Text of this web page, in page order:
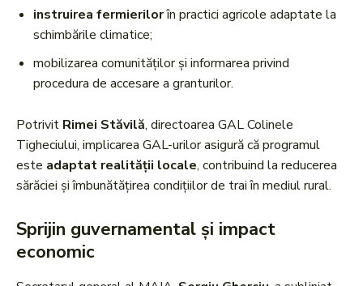
instruirea fermierilorîn practici agricole adaptate la
schimbările climatice;
mobilizarea comunităților și informarea privind
procedura de accesare a granturilor.
Potrivit Rimei Stăvilă, directoarea GAL Colinele
Tigheciului, implicarea GAL-urilor asigură că programul
este adaptat realității locale, contribuind la reducerea
sărăciei și îmbunătățirea condițiilor de trai în mediul rural.
Sprijin guvernamental și impact
economic